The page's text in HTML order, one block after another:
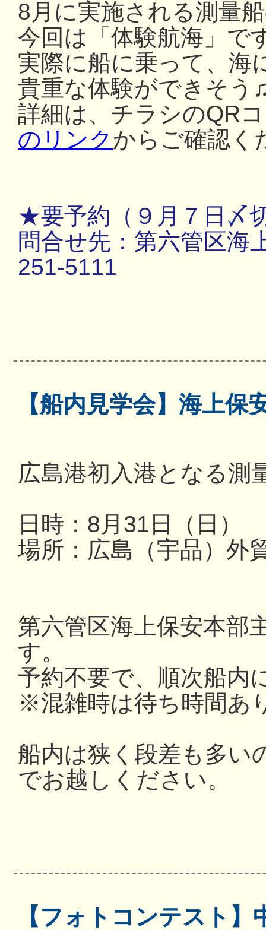
8月に実施される測量
今回は「体験航海」で
実際に船に乗って、海
貴重な体験ができそう
詳細は、チラシのQR
のリンクからご確認く
★要予約（９月７日〆
問合せ先：第六管区海
251-5111
【船内見学会】海上
広島港初入港となる測
日時：8月31日（日）
場所：広島（宇品）
第六管区海上保安本部
す。
予約不要で、順次船内
※混雑時は待ち時間あ
船内は狭く段差も多い
でお越しください。
【フォトコンテスト